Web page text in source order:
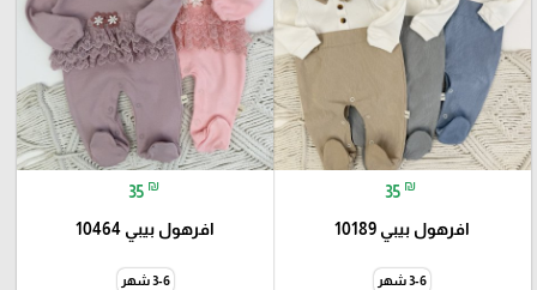
35 ₪
افرهول بيبي 10189
3-6 شهر
35 ₪
افرهول بيبي 10464
3-6 شهر